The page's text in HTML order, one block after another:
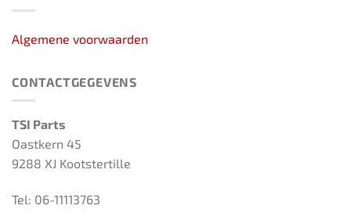
Algemene voorwaarden
CONTACTGEGEVENS
TSI Parts
Oastkern 45
9288 XJ Kootstertille
Tel: 06-11113763